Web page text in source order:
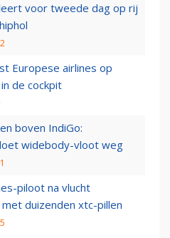
voor tweede dag op rij
Europese airlines op
de cockpit
boven IndiGo:
widebody-vloot weg
piloot na vlucht
duizenden xtc-pillen